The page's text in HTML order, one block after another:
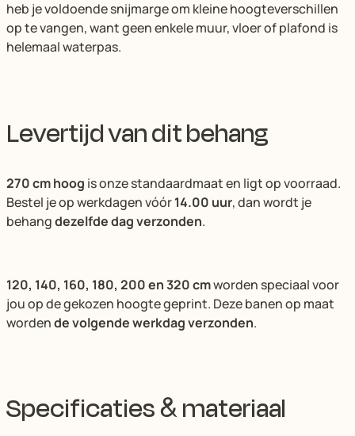
heb je voldoende snijmarge om kleine hoogteverschillen
op te vangen, want geen enkele muur, vloer of plafond is
helemaal waterpas.
Levertijd van dit behang
270 cm hoog is onze standaardmaat en ligt op voorraad.
Bestel je op werkdagen vóór14.00 uur, dan wordt je
behangdezelfde dag verzonden.
120, 140, 160, 180, 200 en 320 cmworden speciaal voor
jou op de gekozen hoogte geprint. Deze banen op maat
wordende volgende werkdag verzonden.
Specificaties & materiaal